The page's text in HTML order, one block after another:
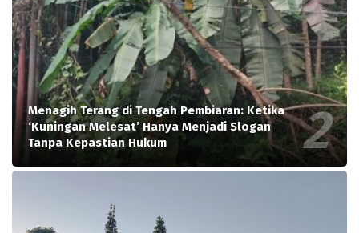
Menagih Terang di Tengah Pembiaran: Ketika
‘Kuningan Melesat’ Hanya Menjadi Slogan
Tanpa Kepastian Hukum